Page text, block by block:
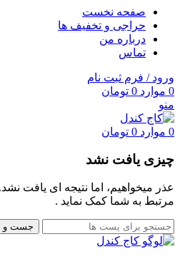
صفحه نخست
حراجی و تخفیف ها
درباره من
تماس
ورود / فرم ثبت نام
0 موارد 0 تومان
منو
0 موارد 0 تومان
چیزی یافت نشد
عذر میخواهیم، اما نتیجه ای یافت
مرتبط به شما کمک نماید .
جست و